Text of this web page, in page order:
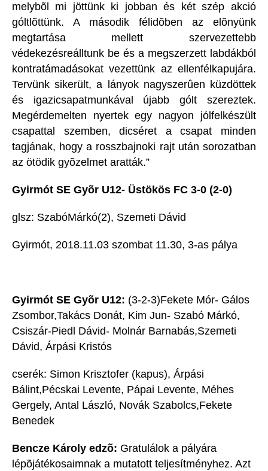
melybõl mi jöttünk ki jobban és két szép akció
góltlõttünk. A második félidõben az elõnyünk
megtartása mellett szervezettebb
védekezésreálltunk be és a megszerzett labdákból
kontratámadásokat vezettünk az ellenfélkapujára.
Tervünk sikerült, a lányok nagyszerûen küzdöttek
és igazicsapatmunkával újabb gólt szereztek.
Megérdemelten nyertek egy nagyon jólfelkészült
csapattal szemben, dicséret a csapat minden
tagjának, hogy a rosszbajnoki rajt után sorozatban
az ötödik gyõzelmet aratták.”
Gyirmót SE Gyõr U12- Üstökös FC 3-0 (2-0)
glsz: SzabóMárkó(2), Szemeti Dávid
Gyirmót, 2018.11.03 szombat 11.30, 3-as pálya
Gyirmót SE Gyõr U12: (3-2-3)Fekete Mór- Gálos
Zsombor,Takács Donát, Kim Jun- Szabó Márkó,
Csiszár-Piedl Dávid- Molnár Barnabás,Szemeti
Dávid, Árpási Kristós
cserék: Simon Krisztofer (kapus), Árpási
Bálint,Pécskai Levente, Pápai Levente, Méhes
Gergely, Antal László, Novák Szabolcs,Fekete
Benedek
Bencze Károly edzõ: Gratulálok a pályára
lépõjátékosaimnak a mutatott teljesítményhez. Azt